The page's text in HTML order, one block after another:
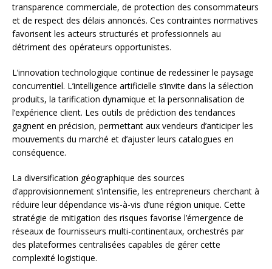
transparence commerciale, de protection des consommateurs
et de respect des délais annoncés. Ces contraintes normatives
favorisent les acteurs structurés et professionnels au
détriment des opérateurs opportunistes.
L’innovation technologique continue de redessiner le paysage
concurrentiel. L’intelligence artificielle s’invite dans la sélection
produits, la tarification dynamique et la personnalisation de
l’expérience client. Les outils de prédiction des tendances
gagnent en précision, permettant aux vendeurs d’anticiper les
mouvements du marché et d’ajuster leurs catalogues en
conséquence.
La diversification géographique des sources
d’approvisionnement s’intensifie, les entrepreneurs cherchant à
réduire leur dépendance vis-à-vis d’une région unique. Cette
stratégie de mitigation des risques favorise l’émergence de
réseaux de fournisseurs multi-continentaux, orchestrés par
des plateformes centralisées capables de gérer cette
complexité logistique.